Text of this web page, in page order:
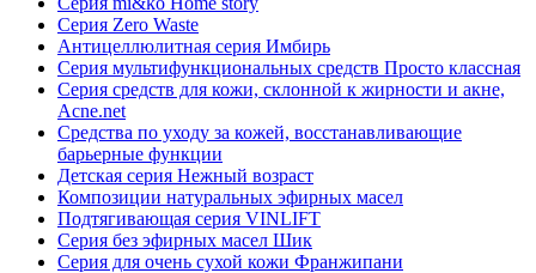
Серия Zero Waste
Антицеллюлитная серия Имбирь
Серия мультифункциональных средств Просто классная
Серия средств для кожи, склонной к жирности и акне,
Acne.net
Средства по уходу за кожей, восстанавливающие
барьерные функции
Детская серия Нежный возраст
Композиции натуральных эфирных масел
Подтягивающая серия VINLIFT
Серия без эфирных масел Шик
Серия для очень сухой кожи Франжипани